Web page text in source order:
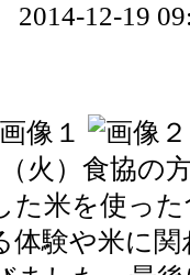
2014-12-19
火）食協の
た米を使っ
験や米に関